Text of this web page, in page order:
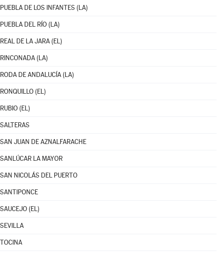
PUEBLA DE LOS INFANTES (LA)
PUEBLA DEL RÍO (LA)
REAL DE LA JARA (EL)
RINCONADA (LA)
RODA DE ANDALUCÍA (LA)
RONQUILLO (EL)
RUBIO (EL)
SALTERAS
SAN JUAN DE AZNALFARACHE
SANLÚCAR LA MAYOR
SAN NICOLÁS DEL PUERTO
SANTIPONCE
SAUCEJO (EL)
SEVILLA
TOCINA